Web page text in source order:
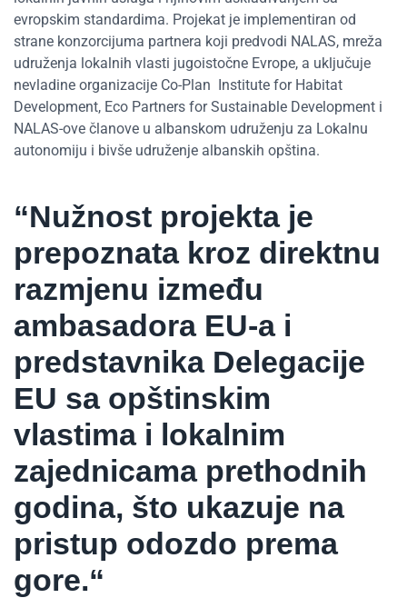
evropskim standardima. Projekat je implementiran od
strane konzorcijuma partnera koji predvodi NALAS, mreža
udruženja lokalnih vlasti jugoistočne Evrope, a uključuje
nevladine organizacije Co-Plan Institute for Habitat
Development, Eco Partners for Sustainable Development i
NALAS-ove članove u albanskom udruženju za Lokalnu
autonomiju i bivše udruženje albanskih opština.
“Nužnost projekta je
prepoznata kroz direktnu
razmjenu između
ambasadora EU-a i
predstavnika Delegacije
EU sa opštinskim
vlastima i lokalnim
zajednicama prethodnih
godina, što ukazuje na
pristup odozdo prema
gore.“